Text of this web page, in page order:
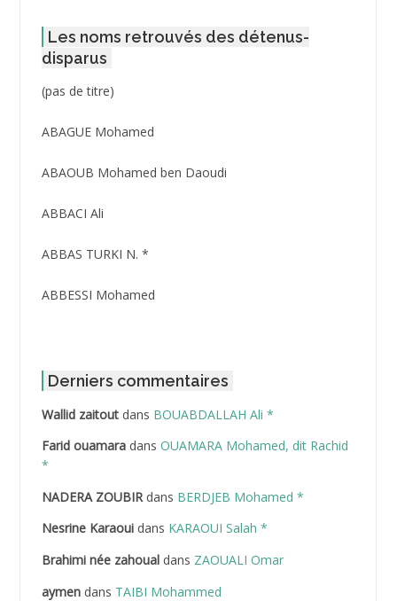
Les noms retrouvés des détenus-
disparus
(pas de titre)Post
3416
ABAGUE Mohamed
ABAOUB Mohamed ben Daoudi
ABBACI Ali
ABBAS TURKI N. *
ABBESSI Mohamed
ABDAT Amar
ABDEDDAIM Hamid
ABDELAZIZ Mohamed
ABDELHAFID Lakhdar
Derniers commentaires
Wallid zaitoutdans BOUABDALLAH Ali *
Farid ouamaradans OUAMARA Mohamed, dit Rachid
*
NADERA ZOUBIRdans BERDJEB Mohamed *
Nesrine Karaouidans KARAOUI Salah *
Brahimi née zahoualdans ZAOUALI Omar
aymendans TAIBI Mohammed